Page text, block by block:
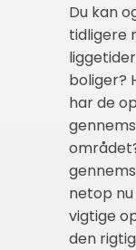
Du kan
tidligere
boliger?
har de
netop
vigtige
den